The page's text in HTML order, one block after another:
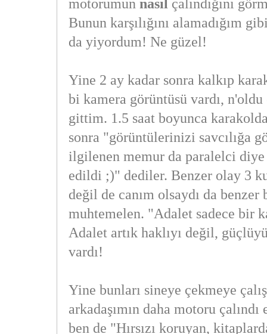
motorumun nasıl
çalındığını
Bunun karşılığını alamadığım
da yiyordum! Ne güzel!
Yine 2 ay kadar sonra kalkıp
bi kamera görüntüsü vardı,
gittim. 1.5 saat boyunca
sonra "görüntülerinizi savcılığa
ilgilenen memur da paralelci diye
edildi ;)" dediler. Benzer olay 3
değil de canım olsaydı da
muhtemelen. "Adalet sadece bir
Adalet artık haklıyı değil,
vardı!
Yine bunları sineye çekmeye
arkadaşımın daha motoru
ben de "Hırsızı koruyan,